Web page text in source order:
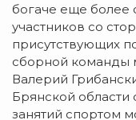
богаче еще более
участников со
присутствующих
сборной команды
Валерий
Брянской области
занятий спортом